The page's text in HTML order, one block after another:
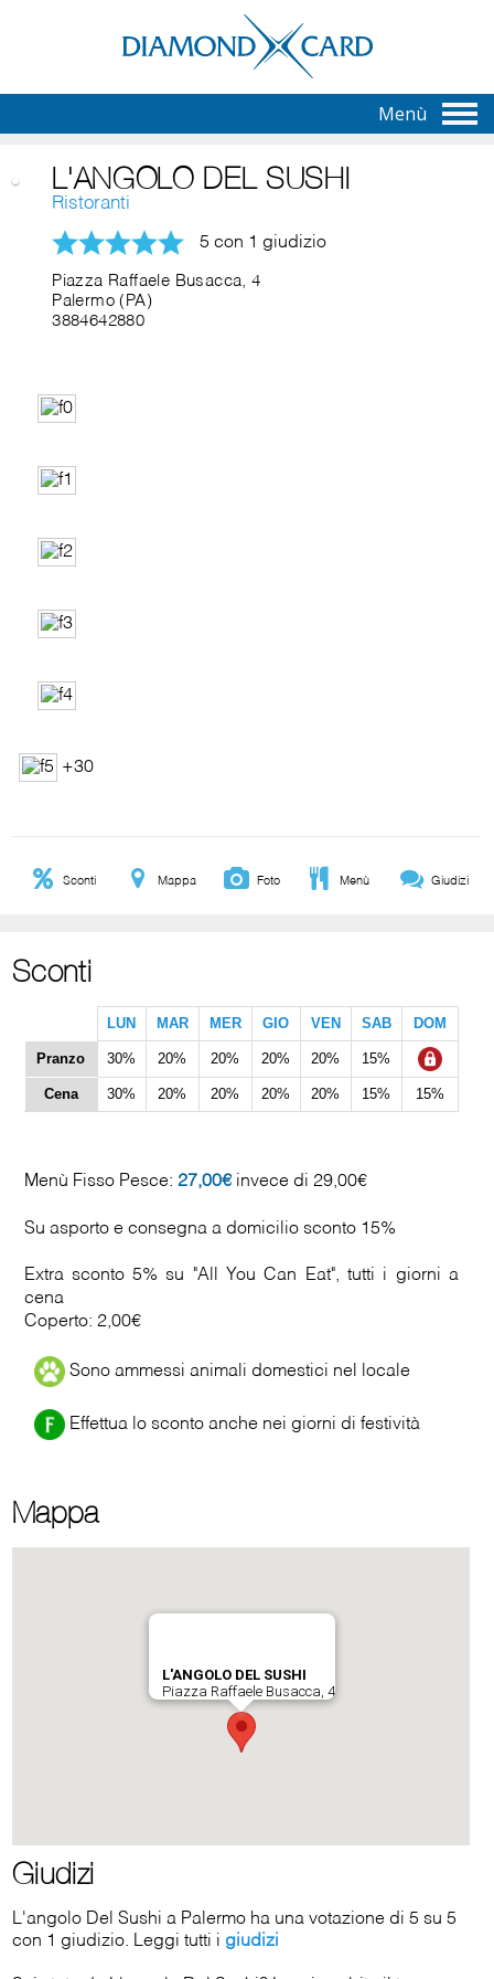
Menù
L'ANGOLO DEL SUSHI
Ristoranti
5 con 1 giudizio
Piazza Raffaele Busacca, 4
Palermo (PA)
3884642880
+30
Sconti Mappa Foto Menù Giudizi
Sconti
LUN MAR MER GIO VEN SAB DOM
Pranzo 30% 20% 20% 20% 20% 15%
Cena 30% 20% 20% 20% 20% 15% 15%
Menù Fisso Pesce: 27,00€invece di 29,00€
Su asporto e consegna a domicilio sconto 15%
Extra sconto 5% su "All You Can Eat", tutti i giorni a
cena
Coperto: 2,00€
Sono ammessi animali domestici nel locale
Effettua lo sconto anche nei giorni di festività
Mappa
Giudizi
L'angolo Del Sushi a Palermo ha una votazione di 5 su 5
con 1 giudizio. Leggi tutti i giudizi